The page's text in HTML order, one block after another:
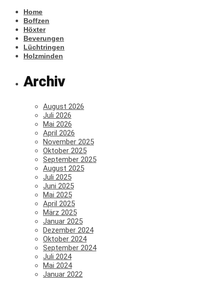
Home
Boffzen
Höxter
Beverungen
Lüchtringen
Holzminden
Archiv
August 2026
Juli 2026
Mai 2026
April 2026
November 2025
Oktober 2025
September 2025
August 2025
Juli 2025
Juni 2025
Mai 2025
April 2025
März 2025
Januar 2025
Dezember 2024
Oktober 2024
September 2024
Juli 2024
Mai 2024
Januar 2022